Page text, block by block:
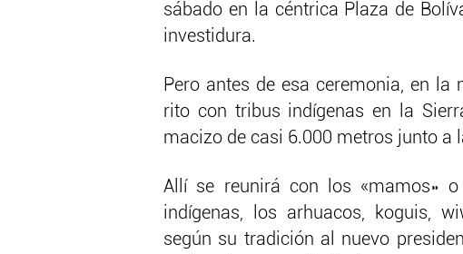
sábado en la céntrica Plaza de
investidura.
Pero antes de esa ceremonia, en
rito con tribus indígenas en la
macizo de casi 6.000 metros junto a
Allí se reunirá con los «mamos»
indígenas, los arhuacos, koguis,
según su tradición al nuevo